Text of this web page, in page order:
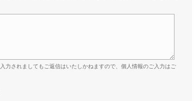
力されましてもご返信はいたしかねますので、個人情報のご入力はご